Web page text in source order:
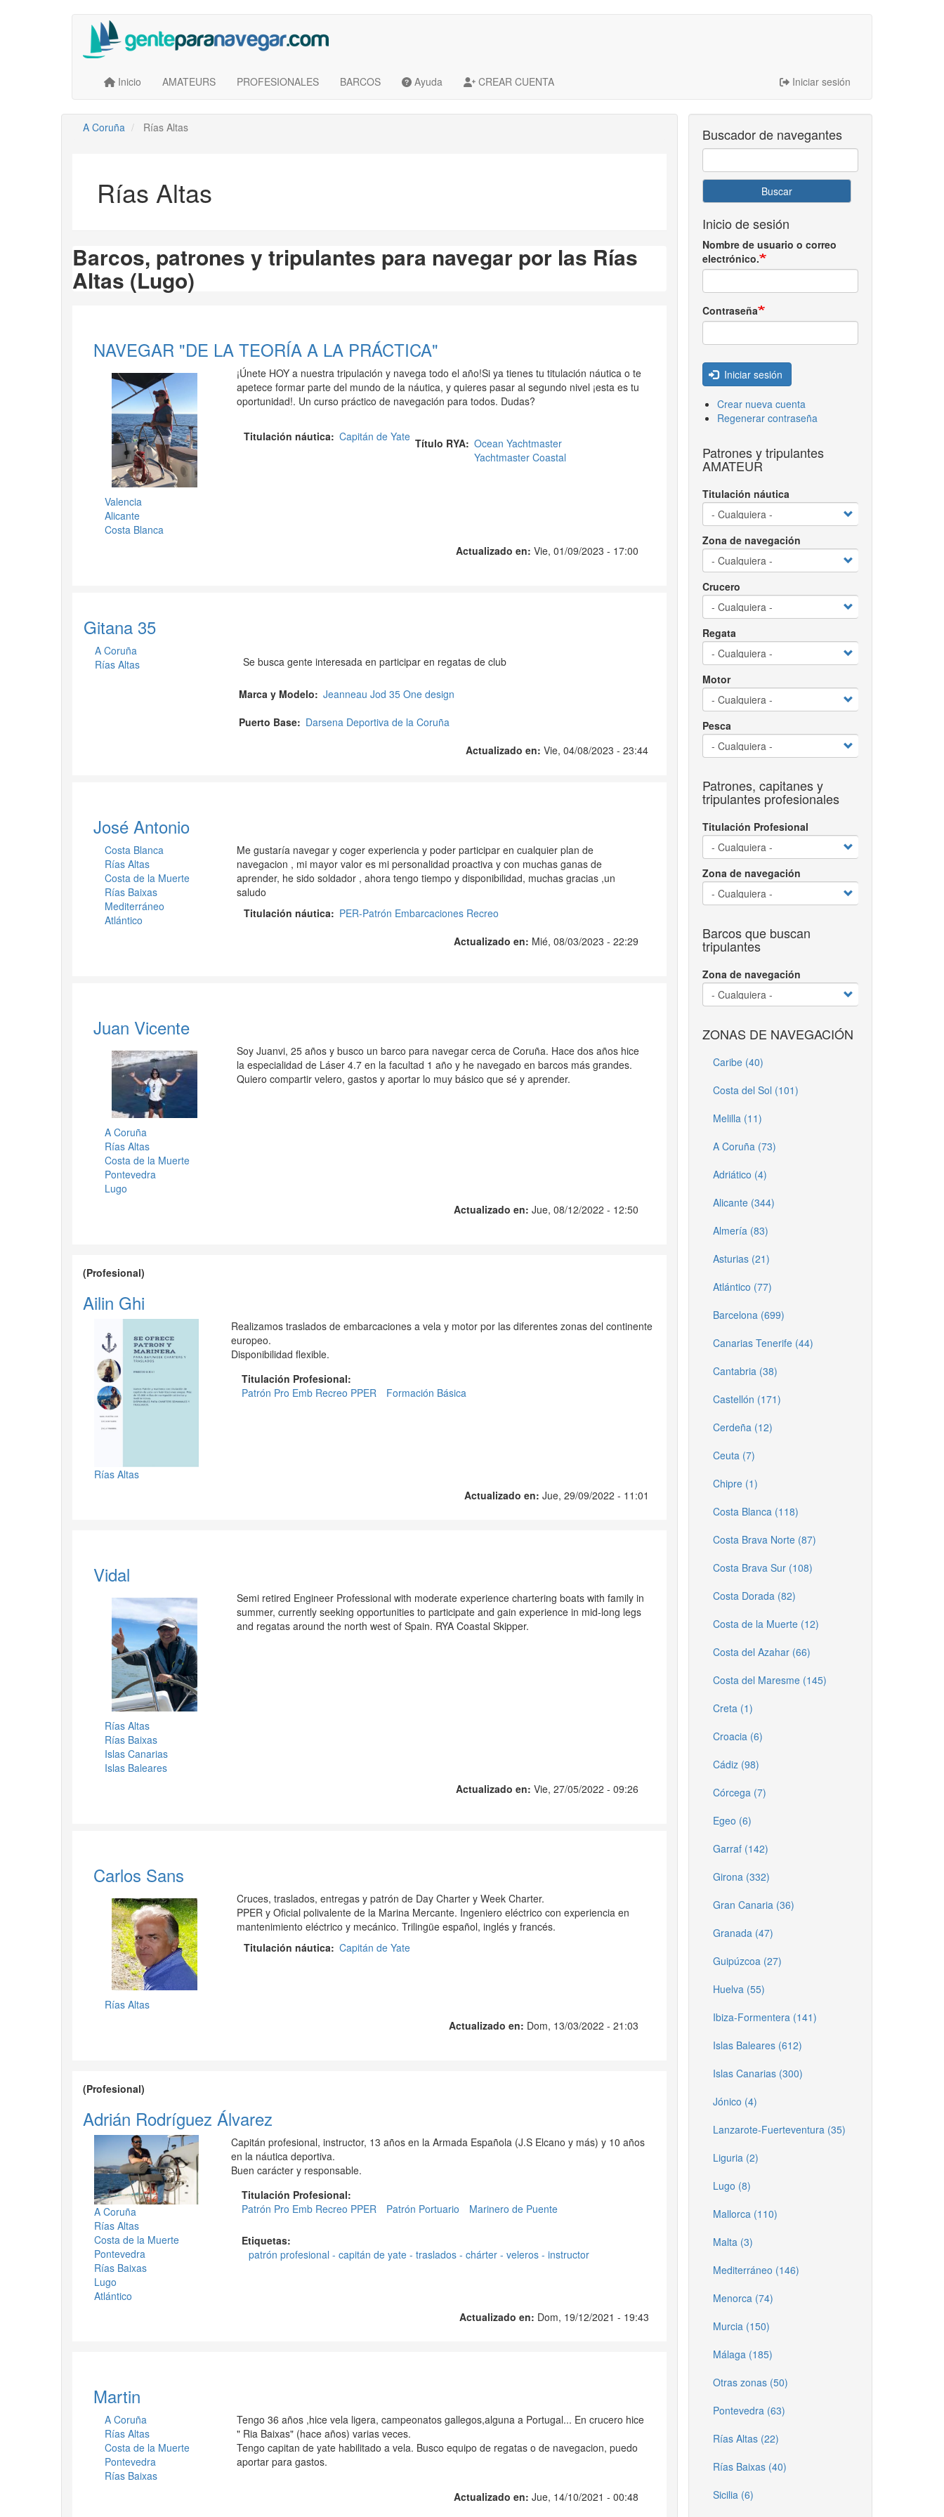
Main navigation
Inicio AMATEURS PROFESIONALES BARCOS Ayuda CREAR CUENTA
User account menu Iniciar sesión
A Coruña Rías Altas
Rías Altas
Barcos, patrones y tripulantes para navegar por las Rías
Altas (Lugo)
NAVEGAR "DE LA TEORÍA A LA PRÁCTICA"
Valencia
Alicante
Costa Blanca
¡Únete HOY a nuestra tripulación y navega todo el año!Si ya tienes tu titulación náutica o te
apetece formar parte del mundo de la náutica, y quieres pasar al segundo nivel ¡esta es tu
oportunidad!. Un curso práctico de navegación para todos. Dudas?
Titulación náutica Capitán de Yate Título RYA
Ocean Yachtmaster
Yachtmaster Coastal
Actualizado en: Vie, 01/09/2023 - 17:00
Gitana 35
A Coruña
Rías Altas
Se busca gente interesada en participar en regatas de club
Marca y Modelo
Jeanneau Jod 35 One design
Puerto Base
Darsena Deportiva de la Coruña
Actualizado en: Vie, 04/08/2023 - 23:44
José Antonio
Costa Blanca
Rías Altas
Costa de la Muerte
Rías Baixas
Mediterráneo
Atlántico
Me gustaría navegar y coger experiencia y poder participar en cualquier plan de
navegacion , mi mayor valor es mi personalidad proactiva y con muchas ganas de
aprender, he sido soldador , ahora tengo tiempo y disponibilidad, muchas gracias ,un
saludo
Titulación náutica
PER-Patrón Embarcaciones Recreo
Actualizado en: Mié, 08/03/2023 - 22:29
Juan Vicente
A Coruña
Rías Altas
Costa de la Muerte
Pontevedra
Lugo
Soy Juanvi, 25 años y busco un barco para navegar cerca de Coruña. Hace dos años hice
la especialidad de Láser 4.7 en la facultad 1 año y he navegado en barcos más grandes.
Quiero compartir velero, gastos y aportar lo muy básico que sé y aprender.
Actualizado en: Jue, 08/12/2022 - 12:50
(Profesional)
Ailin Ghi
Rías Altas
Realizamos traslados de embarcaciones a vela y motor por las diferentes zonas del continente
europeo.
Disponibilidad flexible.
Titulación Profesional:
Patrón Pro Emb Recreo PPER
Formación Básica
Actualizado en: Jue, 29/09/2022 - 11:01
Vidal
Rías Altas
Rías Baixas
Islas Canarias
Islas Baleares
Semi retired Engineer Professional with moderate experience chartering boats with family in
summer, currently seeking opportunities to participate and gain experience in mid-long legs
and regatas around the north west of Spain. RYA Coastal Skipper.
Actualizado en: Vie, 27/05/2022 - 09:26
Carlos Sans
Rías Altas
Cruces, traslados, entregas y patrón de Day Charter y Week Charter.
PPER y Oficial polivalente de la Marina Mercante. Ingeniero eléctrico con experiencia en
mantenimiento eléctrico y mecánico. Trilingüe español, inglés y francés.
Titulación náutica
Capitán de Yate
Actualizado en: Dom, 13/03/2022 - 21:03
(Profesional)
Adrián Rodríguez Álvarez
A Coruña
Rías Altas
Costa de la Muerte
Pontevedra
Rías Baixas
Lugo
Atlántico
Capitán profesional, instructor, 13 años en la Armada Española (J.S Elcano y más) y 10 años
en la náutica deportiva.
Buen carácter y responsable.
Titulación Profesional:
Patrón Pro Emb Recreo PPER
Patrón Portuario Marinero de Puente
Etiquetas:
patrón profesional - capitán de yate - traslados - chárter - veleros - instructor
Actualizado en: Dom, 19/12/2021 - 19:43
Martin
A Coruña
Rías Altas
Costa de la Muerte
Pontevedra
Rías Baixas
Tengo 36 años ,hice vela ligera, campeonatos gallegos,alguna a Portugal... En crucero hice
" Ria Baixas" (hace años) varias veces.
Tengo capitan de yate habilitado a vela. Busco equipo de regatas o de navegacion, puedo
aportar para gastos.
Actualizado en: Jue, 14/10/2021 - 00:48
Buscador de navegantes
Buscar
Inicio de sesión
Nombre de usuario o correo
electrónico.
Contraseña
Iniciar sesión
Crear nueva cuenta
Regenerar contraseña
Patrones y tripulantes
AMATEUR
Titulación náutica
Zona de navegación
Crucero
Regata
Motor
Pesca
Patrones, capitanes y
tripulantes profesionales
Titulación Profesional
Zona de navegación
Barcos que buscan
tripulantes
Zona de navegación
ZONAS DE NAVEGACIÓN
Caribe (40)
Costa del Sol (101)
Melilla (11)
A Coruña (73)
Adriático (4)
Alicante (344)
Almería (83)
Asturias (21)
Atlántico (77)
Barcelona (699)
Canarias Tenerife (44)
Cantabria (38)
Castellón (171)
Cerdeña (12)
Ceuta (7)
Chipre (1)
Costa Blanca (118)
Costa Brava Norte (87)
Costa Brava Sur (108)
Costa Dorada (82)
Costa de la Muerte (12)
Costa del Azahar (66)
Costa del Maresme (145)
Creta (1)
Croacia (6)
Cádiz (98)
Córcega (7)
Egeo (6)
Garraf (142)
Girona (332)
Gran Canaria (36)
Granada (47)
Guipúzcoa (27)
Huelva (55)
Ibiza-Formentera (141)
Islas Baleares (612)
Islas Canarias (300)
Jónico (4)
Lanzarote-Fuerteventura (35)
Liguria (2)
Lugo (8)
Mallorca (110)
Malta (3)
Mediterráneo (146)
Menorca (74)
Murcia (150)
Málaga (185)
Otras zonas (50)
Pontevedra (63)
Rías Altas (22)
Rías Baixas (40)
Sicilia (6)